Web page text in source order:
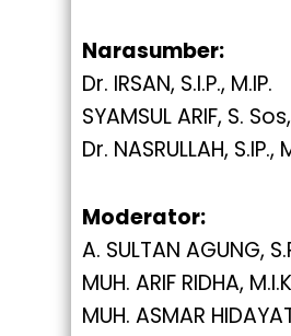
Narasumber:
Dr. IRSAN, S.I.P., M.IP.
SYAMSUL ARIF, S.
Dr. NASRULLAH, S.IP.,
Moderator:
A. SULTAN AGUNG,
MUH. ARIF RIDHA,
MUH. ASMAR